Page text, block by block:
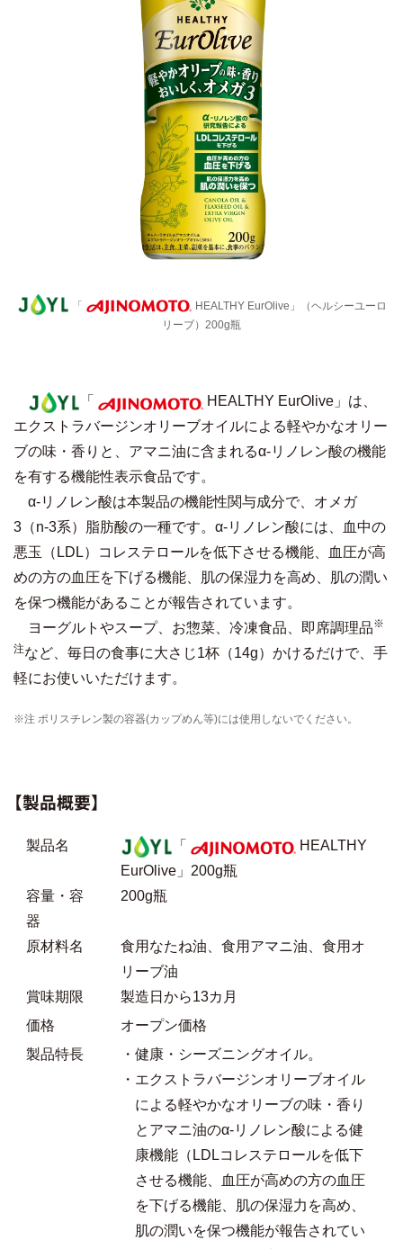
「
HEALTHY EurOlive」（ヘルシーユーロ
リーブ）200g瓶
「
HEALTHY EurOlive」は、
エクストラバージンオリーブオイルによる軽やかなオリー
ブの味・香りと、アマニ油に含まれるα‐リノレン酸の機能
を有する機能性表示食品です。
α‐リノレン酸は本製品の機能性関与成分で、オメガ
3（n-3系）脂肪酸の一種です。α‐リノレン酸には、血中の
悪玉（LDL）コレステロールを低下させる機能、血圧が高
めの方の血圧を下げる機能、肌の保湿力を高め、肌の潤い
を保つ機能があることが報告されています。
ヨーグルトやスープ、お惣菜、冷凍食品、即席調理品※
注など、毎日の食事に大さじ1杯（14g）かけるだけで、手
軽にお使いいただけます。
※注 ポリスチレン製の容器(カップめん等)には使用しないでください。
【製品概要】
製品名 「
HEALTHY
EurOlive」200g瓶
容量・容
器
200g瓶
原材料名
食用なたね油、食用アマニ油、食用オ
リーブ油
賞味期限
製造日から13カ月
価格
オープン価格
製品特長
・健康・シーズニングオイル。
・エクストラバージンオリーブオイル
による軽やかなオリーブの味・香り
とアマニ油のα-リノレン酸による健
康機能（LDLコレステロールを低下
させる機能、血圧が高めの方の血圧
を下げる機能、肌の保湿力を高め、
肌の潤いを保つ機能が報告されてい